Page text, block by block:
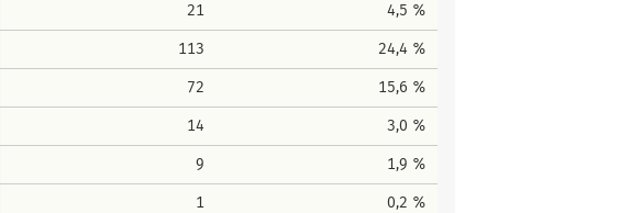
21 4,5 %
113 24,4 %
72 15,6 %
14 3,0 %
9 1,9 %
1 0,2 %